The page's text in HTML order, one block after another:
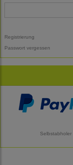
Registrierung
Passwort vergessen
Selbstabholer